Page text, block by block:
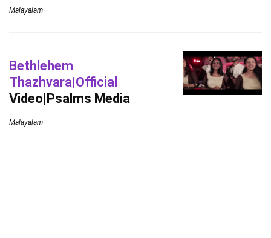
Malayalam
Bethlehem
Thazhvara|Official
Video|Psalms Media
Malayalam